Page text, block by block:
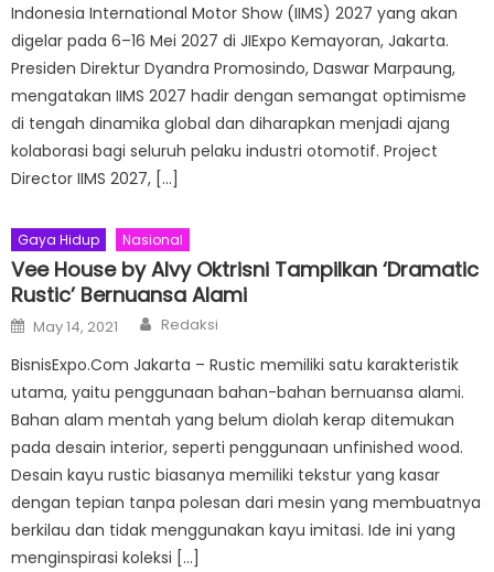
Indonesia International Motor Show (IIMS) 2027 yang akan
digelar pada 6–16 Mei 2027 di JIExpo Kemayoran, Jakarta.
Presiden Direktur Dyandra Promosindo, Daswar Marpaung,
mengatakan IIMS 2027 hadir dengan semangat optimisme
di tengah dinamika global dan diharapkan menjadi ajang
kolaborasi bagi seluruh pelaku industri otomotif. Project
Director IIMS 2027, […]
Gaya Hidup Nasional
Vee House by Alvy Oktrisni Tampilkan ‘Dramatic
Rustic’ Bernuansa Alami
Posted
on
May 14, 2021 Author
Redaksi
BisnisExpo.Com Jakarta – Rustic memiliki satu karakteristik
utama, yaitu penggunaan bahan-bahan bernuansa alami.
Bahan alam mentah yang belum diolah kerap ditemukan
pada desain interior, seperti penggunaan unfinished wood.
Desain kayu rustic biasanya memiliki tekstur yang kasar
dengan tepian tanpa polesan dari mesin yang membuatnya
berkilau dan tidak menggunakan kayu imitasi. Ide ini yang
menginspirasi koleksi […]